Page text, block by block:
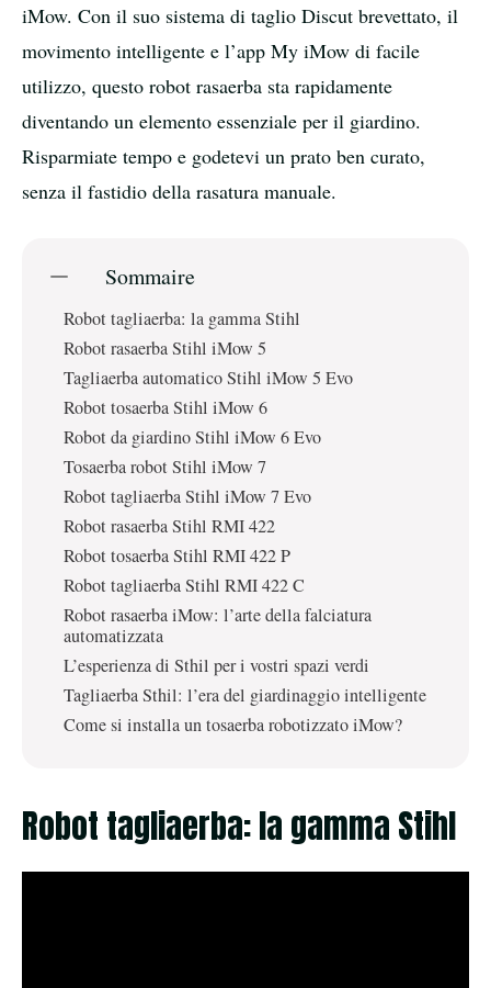
iMow. Con il suo sistema di taglio Discut brevettato, il
movimento intelligente e l’app My iMow di facile
utilizzo, questo robot rasaerba sta rapidamente
diventando un elemento essenziale per il giardino.
Risparmiate tempo e godetevi un prato ben curato,
senza il fastidio della rasatura manuale.
Sommaire
Robot tagliaerba: la gamma Stihl
Robot rasaerba Stihl iMow 5
Tagliaerba automatico Stihl iMow 5 Evo
Robot tosaerba Stihl iMow 6
Robot da giardino Stihl iMow 6 Evo
Tosaerba robot Stihl iMow 7
Robot tagliaerba Stihl iMow 7 Evo
Robot rasaerba Stihl RMI 422
Robot tosaerba Stihl RMI 422 P
Robot tagliaerba Stihl RMI 422 C
Robot rasaerba iMow: l’arte della falciatura
automatizzata
L’esperienza di Sthil per i vostri spazi verdi
Tagliaerba Sthil: l’era del giardinaggio intelligente
Come si installa un tosaerba robotizzato iMow?
Robot tagliaerba: la gamma Stihl